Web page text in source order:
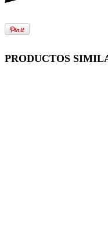
PRODUCTOS